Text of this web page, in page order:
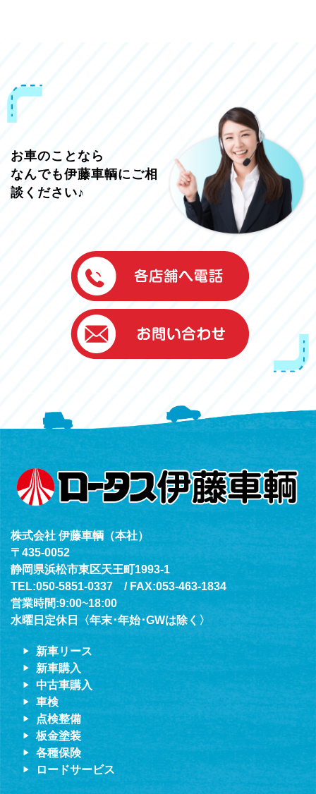
お車のことなら
なんでも伊藤車輌にご相
談ください♪
伊藤車輌（本社）
050-5851-0337
グッドワン浜松
050-5851-0338
浜北店
050-5851-0339
（年中無休24h対応）
株式会社 伊藤車輌（本社）
〒435-0052
静岡県浜松市東区天王町1993-1
TEL:050-5851-0337 / FAX:053-463-1834
営業時間:9:00~18:00
水曜日定休日〈年末･年始･GWは除く〉
新車リース
新車購入
中古車購入
車検
点検整備
板金塗装
各種保険
ロードサービス